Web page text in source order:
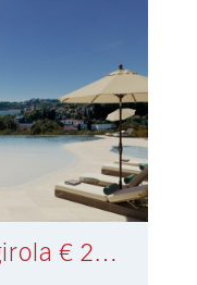
Appartement Fuengirola € 242.000,-